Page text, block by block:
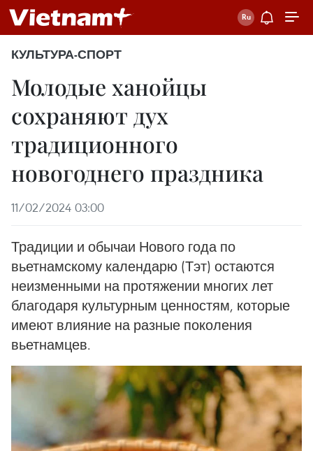
КУЛЬТУРА-СПОРТ
Молодые ханойцы
сохраняют дух
традиционного
новогоднего праздника
11/02/2024 03:00
Традиции и обычаи Нового года по
вьетнамскому календарю (Тэт) остаются
неизменными на протяжении многих лет
благодаря культурным ценностям, которые
имеют влияние на разные поколения
вьетнамцев.